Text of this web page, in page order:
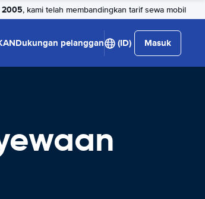
2005, kami telah membandingkan tarif sewa mobil
Dukungan pelanggan (ID) Masuk